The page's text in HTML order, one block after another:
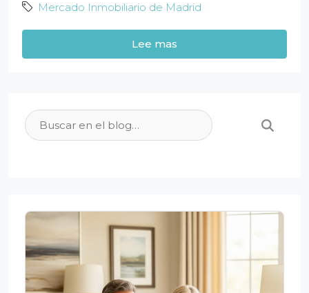
Mercado Inmobiliario de Madrid
Lee mas